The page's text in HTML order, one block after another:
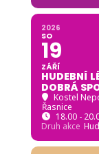
2026
SO
19
ZÁŘÍ
HUDEBNÍ
DOBRÁ
Kostel
Řasnice
18.00 -
Druh akce